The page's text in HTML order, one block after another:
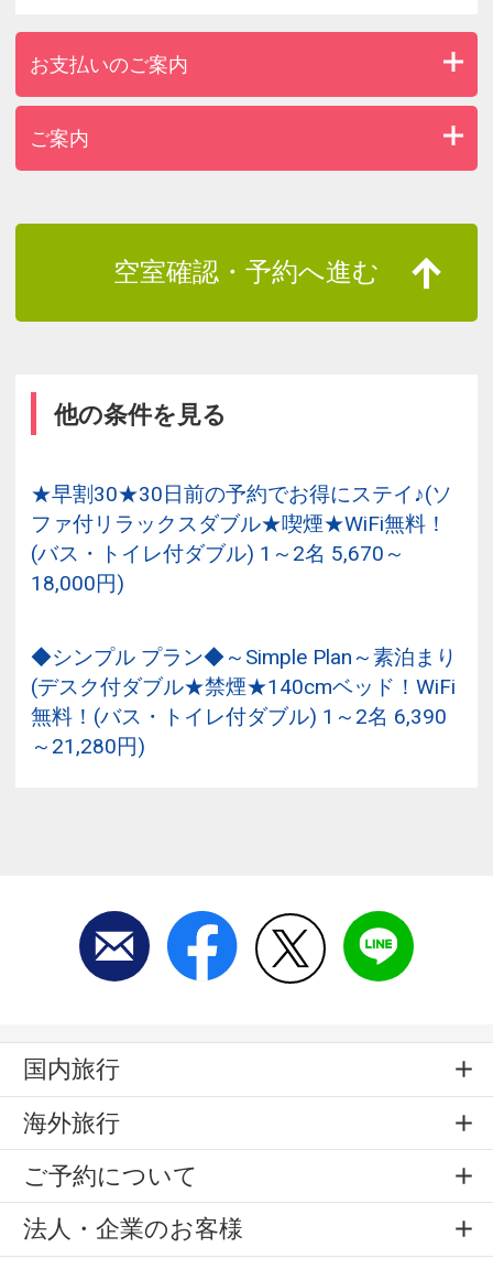
お支払いのご案内
ご案内
空室確認・予約へ進む
他の条件を見る
★早割30★30日前の予約でお得にステイ♪(ソ
ファ付リラックスダブル★喫煙★WiFi無料！
(バス・トイレ付ダブル) 1～2名 5,670～
18,000円)
◆シンプル プラン◆～Simple Plan～素泊まり
(デスク付ダブル★禁煙★140cmベッド！WiFi
無料！(バス・トイレ付ダブル) 1～2名 6,390
～21,280円)
国内旅行
海外旅行
ご予約について
法人・企業のお客様